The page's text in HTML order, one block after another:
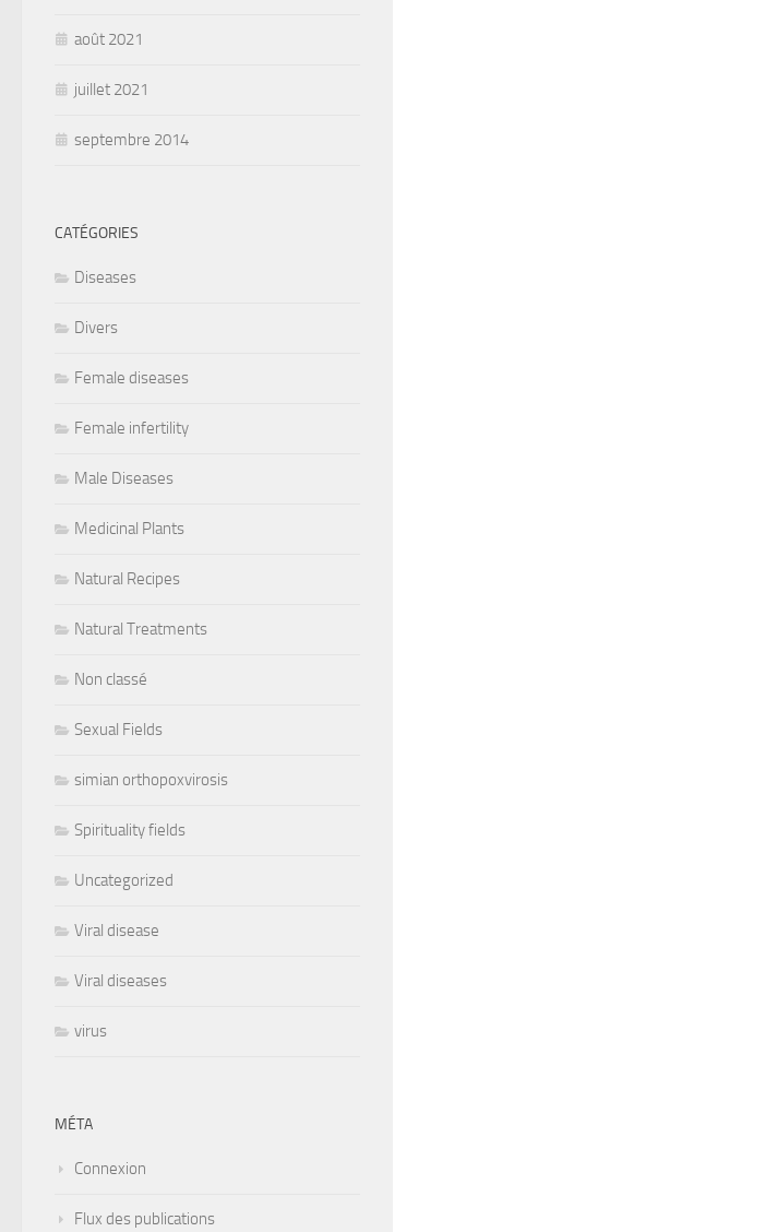
août 2021
juillet 2021
septembre 2014
CATÉGORIES
Diseases
Divers
Female diseases
Female infertility
Male Diseases
Medicinal Plants
Natural Recipes
Natural Treatments
Non classé
Sexual Fields
simian orthopoxvirosis
Spirituality fields
Uncategorized
Viral disease
Viral diseases
virus
MÉTA
Connexion
Flux des publications